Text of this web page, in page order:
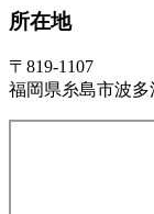
所在地
〒819-1107
福岡県糸島市波多